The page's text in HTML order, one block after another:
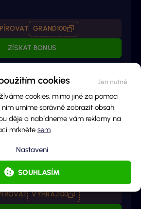
cookies
cookies, mimo jiné za pomoci
umíme správně zobrazit obsah,
děje a nabídneme vám reklamy na
mrkněte sem
SOUHLASÍM
Nastavení
GRAND100
ZÍSKAT BONUS
REGISTRAČNÍ BONUS
zdarma s promokódem
bonus pro nové hráče
VYHRAJ100